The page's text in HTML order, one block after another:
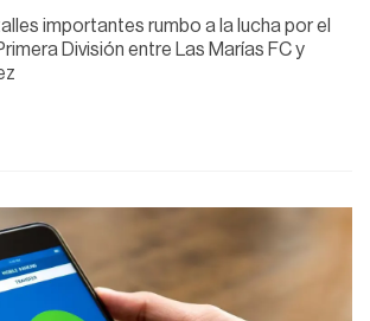
importantes rumbo a la lucha por el
División entre Las Marías FC y